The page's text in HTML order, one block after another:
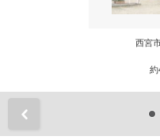
西宮
約